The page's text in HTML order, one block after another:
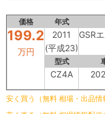
価格 年式
199.2
万円
2011
(平成23)
GSR
型式
CZ4A
安く買う（無料 相場・出品情